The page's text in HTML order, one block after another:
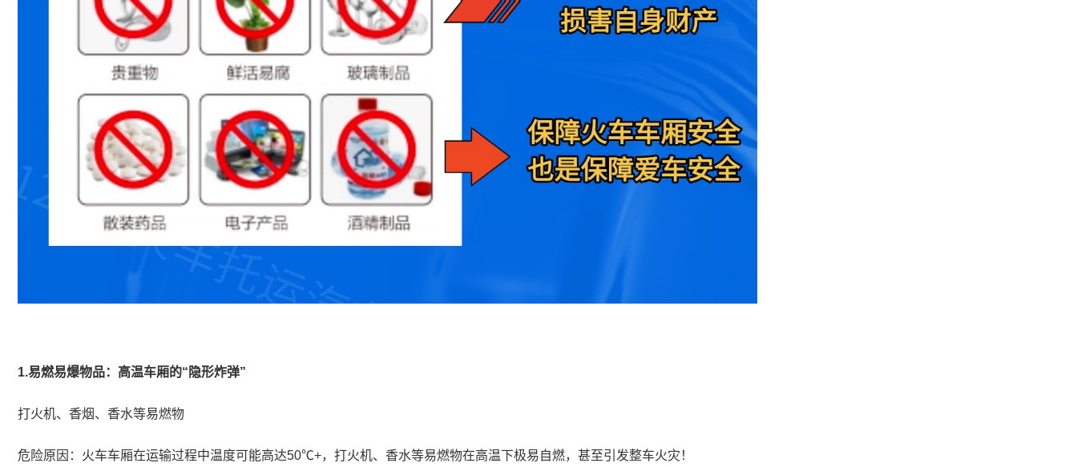
1.易燃易爆物品：高温车厢的“隐形炸弹”
打火机、香烟、香水等易燃物
危险原因：火车车厢在运输过程中温度可能高达50℃+，打火机、香水等易燃物在高温下极易自燃，甚至引发整车火灾！